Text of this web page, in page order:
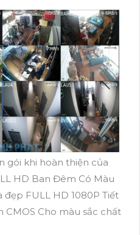
gói khi hoàn thiện của
HD Ban Đêm Có Màu
đẹp FULL HD 1080P Tiết
CMOS Cho màu sắc chất